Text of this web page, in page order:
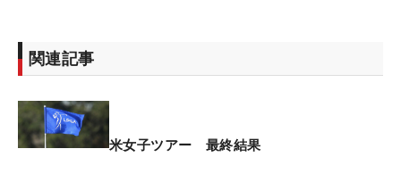
して29位になった岩井明愛も、そのひとりだ。
ら3パットを喫した8番でボギーが先に来ると、その
後も苦しい展開が続いた。11番ではグリーン左奥の
関連記事
米女子ツアー 最終結果